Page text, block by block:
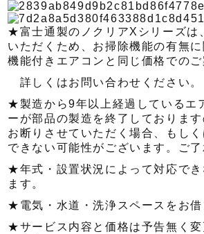
★富士通製のノクリアXシリーズは
いただくため、お掃除機能の有無
機能付きエアコンと同じ価格でのご
詳しくはお問い合わせください。
★製造から9年以上経過しているエ
ーが部品の製造を終了しておりま
お断りさせていただく場合、もし
できない可能性がございます。ご了
★年式・設置状況によって対応でき
ます。
★電気・水道・洗浄スペースをお借
★サービス内容と価格は予告無く